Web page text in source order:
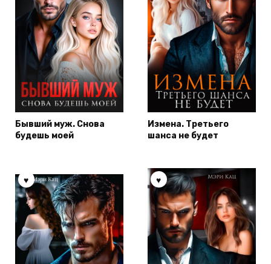
Бывший муж. Снова
будешь моей
Измена. Третьего
шанса не будет